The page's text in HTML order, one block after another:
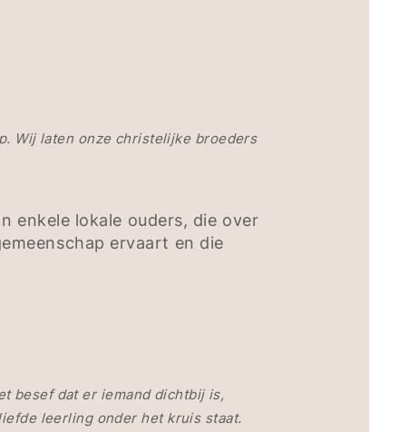
Wij laten onze christelijke broeders
enkele lokale ouders, die over
ervaart en die
besef dat er iemand dichtbij is,
leerling onder het kruis staat.